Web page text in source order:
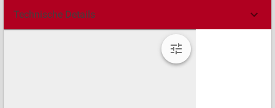
Technische Details